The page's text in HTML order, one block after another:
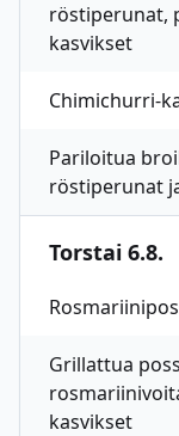
röstiperunat,
kasvikset
Chimichurri-
Pariloitua
röstiperunat
Torstai 6.8.
Grillattua
kasvikset